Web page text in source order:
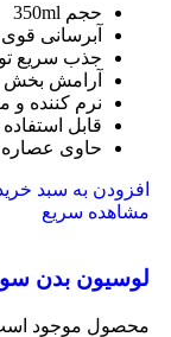
حجم 350ml
آبرسانی
جذب سریع
آرامش بخش
نرم کننده و
قابل
حاوی عصاره
افزودن به سبد
مشاهده سریع
لوسیون بدن
محصول موجود